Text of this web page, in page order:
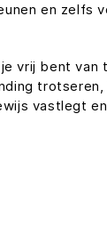
en
bent van
vastlegt